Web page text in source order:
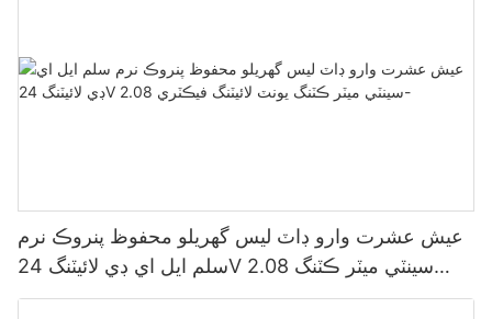
عيش عشرت وارو ڊاٽ لیس گهريلو محفوظ پنروڪ نرم
سلم ايل اي ڊي لائيٽنگ 24V 2.08 سينٽي ميٽر ڪٽنگ
يونٽ لائيٽنگ فيڪٽري-